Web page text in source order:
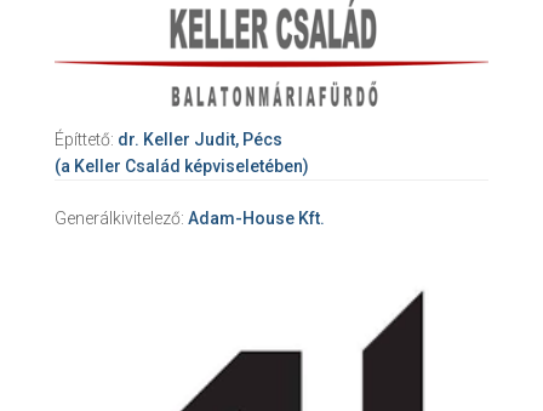
Építtető: dr. Keller Judit, Pécs
(a Keller Család képviseletében)
Generálkivitelező: Adam-House Kft.